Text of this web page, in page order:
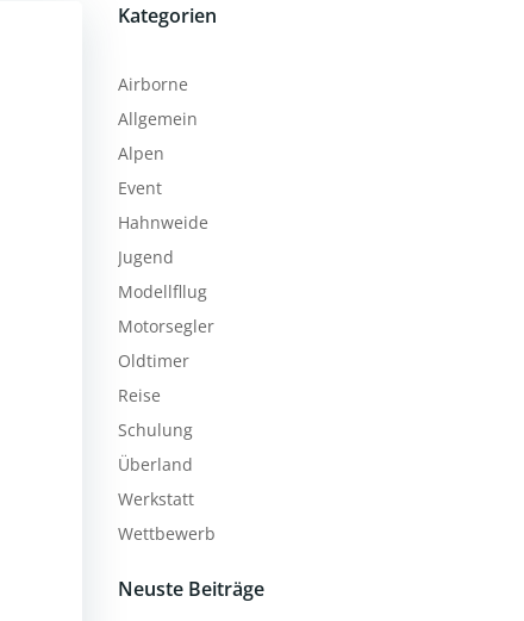
Kategorien
Airborne
Allgemein
Alpen
Event
Hahnweide
Jugend
Modellfllug
Motorsegler
Oldtimer
Reise
Schulung
Überland
Werkstatt
Wettbewerb
Neuste Beiträge